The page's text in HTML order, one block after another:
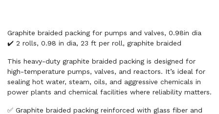
Graphite braided packing for pumps and valves, 0.98in dia
✔️ 2 rolls, 0.98 in dia, 23 ft per roll, graphite braided
This heavy-duty graphite braided packing is designed for
high-temperature pumps, valves, and reactors. It’s ideal for
sealing hot water, steam, oils, and aggressive chemicals in
power plants and chemical facilities where reliability matters.
✅ Graphite braided packing reinforced with glass fiber and